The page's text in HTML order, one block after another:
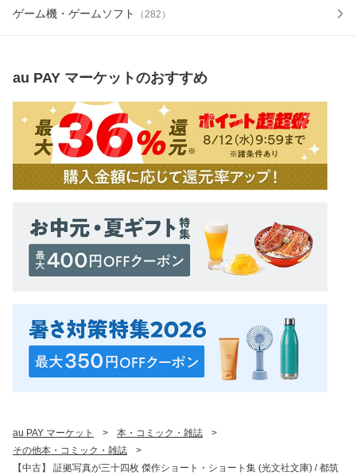
ゲーム機・ゲームソフト （282 ）
au PAY マーケットのおすすめ
au PAY マーケット > 本・コミック・雑誌
>
その他本・コミック・雑誌
>
【中古】 証拠写真が三十四枚 傑作ショート・ショート集 (光文社文庫) / 都筑